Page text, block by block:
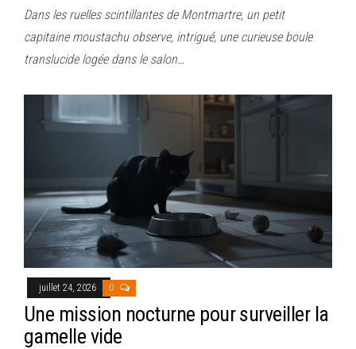
Dans les ruelles scintillantes de Montmartre, un petit
capitaine moustachu observe, intrigué, une curieuse boule
translucide logée dans le salon…
juillet 24, 2026 0
Une mission nocturne pour surveiller la
gamelle vide